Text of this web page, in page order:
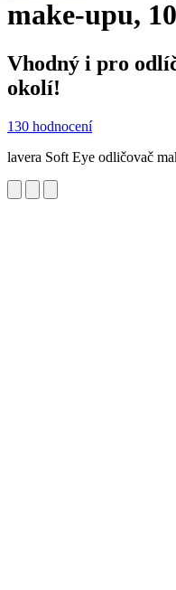
make-upu,
Vhodný i pro
okolí!
130 hodnocení
lavera Soft Eye odličovač